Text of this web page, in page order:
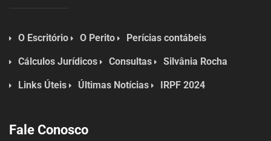
O Escritório O Perito Perícias contábeis
Cálculos Jurídicos Consultas Silvânia Rocha
Links Úteis Últimas Notícias IRPF 2024
Fale Conosco